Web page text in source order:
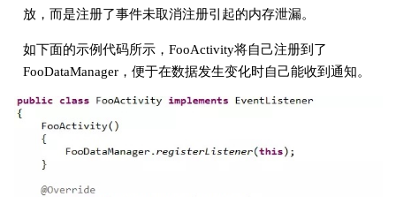
放，而是注册了事件未取消注册引起的内存泄漏。
如下面的示例代码所示，FooActivity将自己注册到了
FooDataManager，便于在数据发生变化时自己能收到通知。